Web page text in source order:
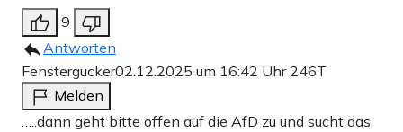
9
Antworten
Fenstergucker02.12.2025 um 16:42 Uhr 246T
Melden
…..dann geht bitte offen auf die AfD zu und sucht das